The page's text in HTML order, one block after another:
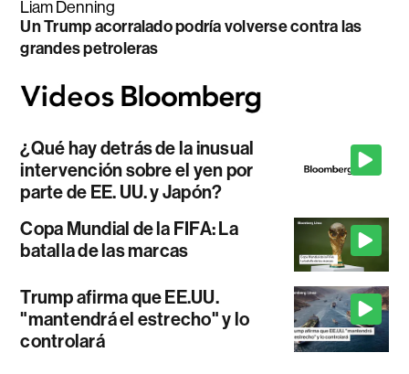
Liam Denning
Un Trump acorralado podría volverse contra las
grandes petroleras
¿Qué hay detrás de la inusual
intervención sobre el yen por
parte de EE. UU. y Japón?
Copa Mundial de la FIFA: La
batalla de las marcas
Trump afirma que EE.UU.
"mantendrá el estrecho" y lo
controlará